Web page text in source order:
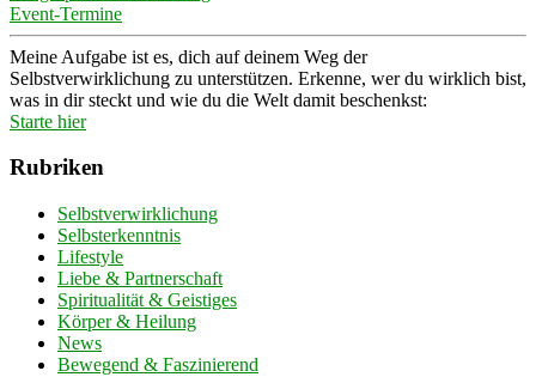
Event-Termine
Meine Aufgabe ist es, dich auf deinem Weg der
Selbstverwirklichung zu unterstützen. Erkenne, wer du wirklich bist,
was in dir steckt und wie du die Welt damit beschenkst:
Starte hier
Rubriken
Selbstverwirklichung
Selbsterkenntnis
Lifestyle
Liebe & Partnerschaft
Spiritualität & Geistiges
Körper & Heilung
News
Bewegend & Faszinierend